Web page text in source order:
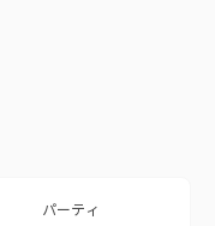
パーティ